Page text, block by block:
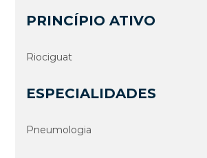
PRINCÍPIO ATIVO
Riociguat
ESPECIALIDADES
Pneumologia